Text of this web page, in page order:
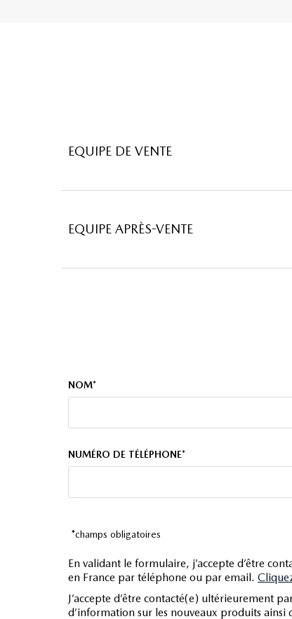
compte tours
contrôle de freinage en courbe
contrôle élect. de la pression des pneus
ebd
filtre à pollen
follow me home
freinage automatique d'urgence
interface media
jantes alu
EQUIPE DE VENTE
EQUIPE APRÈS-VENTE
NOM*
NUMÉRO DE TÉLÉPHONE*
*champs obligatoires
En validant le formulaire, j’accepte d’être
en France par téléphone ou par email.
J’accepte d’être contacté(e) ultérieurement
d’information sur les nouveaux produits